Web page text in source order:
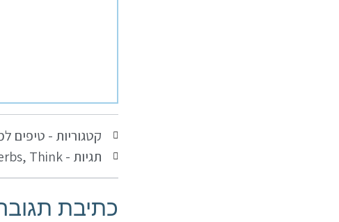
קטגוריות - טיפים
תגיות -
, Think
כתיבת